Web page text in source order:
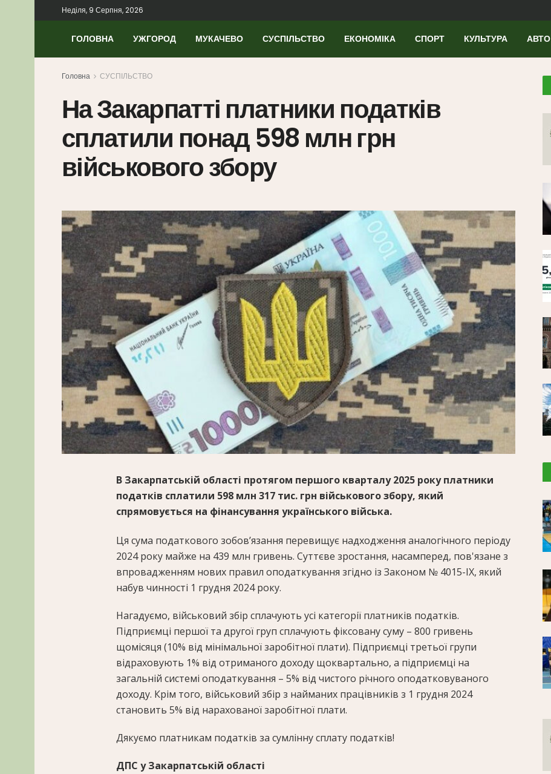
Неділя, 9 Серпня, 2026
ГОЛОВНА УЖГОРОД МУКАЧЕВО СУСПІЛЬСТВО ЕКОНОМІКА СПОРТ КУЛЬТУРА АВТО
Головна СУСПІЛЬСТВО
На Закарпатті платники податків
сплатили понад 598 млн грн
військового збору
В Закарпатській області протягом першого кварталу 2025 року платники
податків сплатили 598 млн 317 тис. грн військового збору, який
спрямовується на фінансування українського війська.
Ця сума податкового зобов’язання перевищує надходження аналогічного періоду
2024 року майже на 439 млн гривень. Суттєве зростання, насамперед, пов'язане з
впровадженням нових правил оподаткування згідно із Законом № 4015-IX, який
набув чинності 1 грудня 2024 року.
Нагадуємо, військовий збір сплачують усі категорії платників податків.
Підприємці першої та другої груп сплачують фіксовану суму – 800 гривень
щомісяця (10% від мінімальної заробітної плати). Підприємці третьої групи
відраховують 1% від отриманого доходу щоквартально, а підприємці на
загальній системі оподаткування – 5% від чистого річного оподатковуваного
доходу. Крім того, військовий збір з найманих працівників з 1 грудня 2024
становить 5% від нарахованої заробітної плати.
Дякуємо платникам податків за сумлінну сплату податків!
ДПС у Закарпатській області